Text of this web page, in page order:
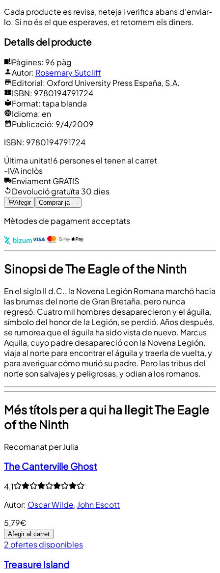
Cada producte es revisa, neteja i verifica abans d'enviar-
lo. Si no és el que esperaves, et retornem els diners.
Detalls del producte
Pàgines: 96 pàg
Autor: Rosemary Sutcliff
Editorial: Oxford University Press España, S.A.
ISBN: 9780194791724
Format: tapa blanda
Idioma: en
Publicació: 9/4/2009
ISBN: 9780194791724
Última unitat!6 persones el tenen al carret
-IVA inclòs
Enviament GRATIS
Devolució gratuïta 30 dies
Afegir Comprar ja · -
Mètodes de pagament acceptats
Sinopsi de The Eagle of the Ninth
En el siglo II d.C., la Novena Legión Romana marchó hacia
las brumas del norte de Gran Bretaña, pero nunca
regresó. Cuatro mil hombres desaparecieron y el águila,
símbolo del honor de la Legión, se perdió. Años después,
se rumorea que el águila ha sido vista de nuevo. Marcus
Aquila, cuyo padre desapareció con la Novena Legión,
viaja al norte para encontrar el águila y traerla de vuelta, y
para averiguar cómo murió su padre. Pero las tribus del
norte son salvajes y peligrosas, y odian a los romanos.
Més títols per a qui ha llegit The Eagle
of the Ninth
Recomanat per Julia
The Canterville Ghost
4,1
Autor: Oscar Wilde, John Escott
5,79€
Afegir al carret
2 ofertes disponibles
Treasure Island